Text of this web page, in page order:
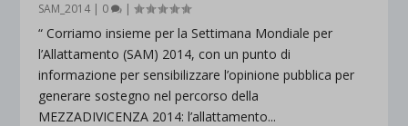
SAM_2014 | 0 |
“ Corriamo insieme per la Settimana Mondiale per
l’Allattamento (SAM) 2014, con un punto di
informazione per sensibilizzare l’opinione pubblica per
generare sostegno nel percorso della
MEZZADIVICENZA 2014: l’allattamento...